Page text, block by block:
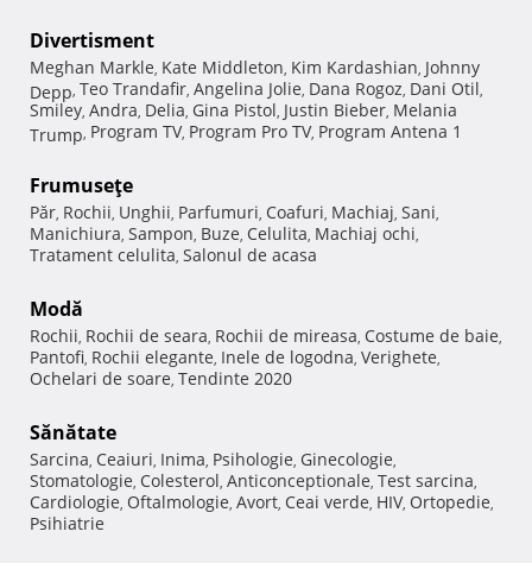
Divertisment
Meghan Markle, Kate Middleton, Kim Kardashian, Johnny
Depp, Teo Trandafir, Angelina Jolie, Dana Rogoz, Dani Otil,
Smiley, Andra, Delia, Gina Pistol, Justin Bieber, Melania
Trump, Program TV, Program Pro TV, Program Antena 1
Frumuseţe
Păr, Rochii, Unghii, Parfumuri, Coafuri, Machiaj, Sani,
Manichiura, Sampon, Buze, Celulita, Machiaj ochi,
Tratament celulita, Salonul de acasa
Modă
Rochii, Rochii de seara, Rochii de mireasa, Costume de baie,
Pantofi, Rochii elegante, Inele de logodna, Verighete,
Ochelari de soare, Tendinte 2020
Sănătate
Sarcina, Ceaiuri, Inima, Psihologie, Ginecologie,
Stomatologie, Colesterol, Anticonceptionale, Test sarcina,
Cardiologie, Oftalmologie, Avort, Ceai verde, HIV, Ortopedie,
Psihiatrie